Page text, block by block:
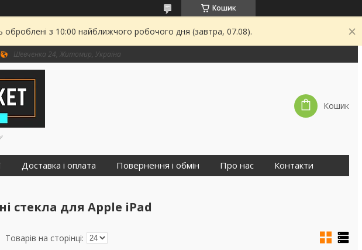
Кошик
з 10:00 найближчого робочого дня (завтра, 07.08).
Шевченка 24, Житомир, Україна
Кошик
Доставка і оплата Повернення і обмін Про нас Контакти
стекла для Apple iPad